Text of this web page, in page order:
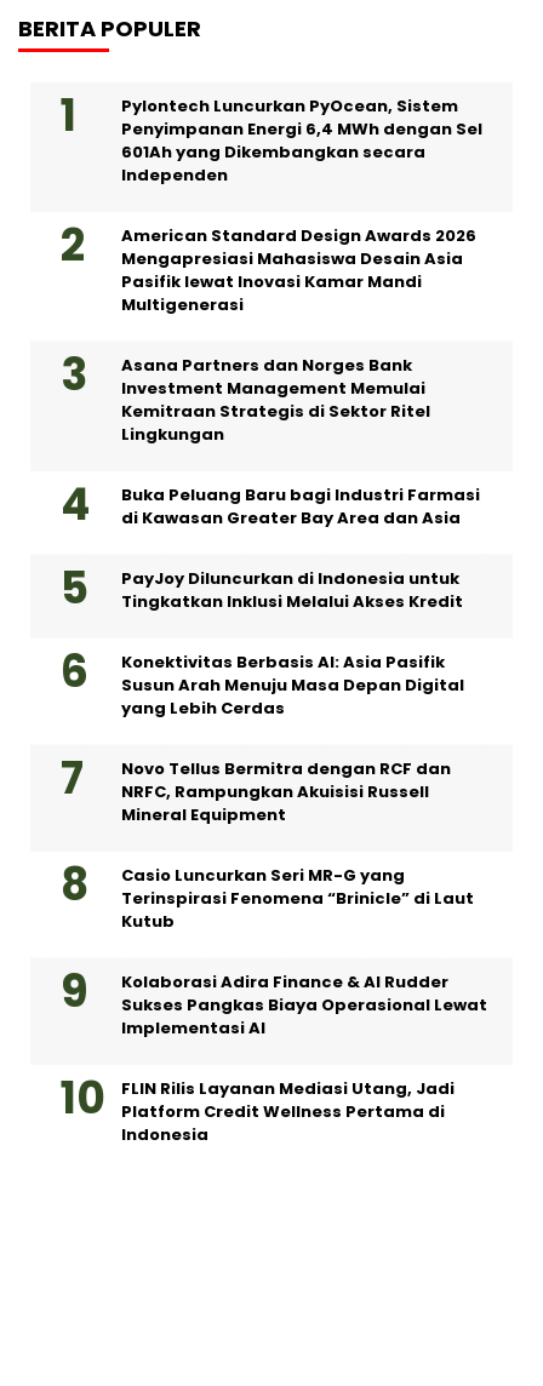
BERITA POPULER
Pylontech Luncurkan PyOcean, Sistem
Penyimpanan Energi 6,4 MWh dengan Sel
601Ah yang Dikembangkan secara
Independen
American Standard Design Awards 2026
Mengapresiasi Mahasiswa Desain Asia
Pasifik lewat Inovasi Kamar Mandi
Multigenerasi
Asana Partners dan Norges Bank
Investment Management Memulai
Kemitraan Strategis di Sektor Ritel
Lingkungan
Buka Peluang Baru bagi Industri Farmasi
di Kawasan Greater Bay Area dan Asia
PayJoy Diluncurkan di Indonesia untuk
Tingkatkan Inklusi Melalui Akses Kredit
Konektivitas Berbasis AI: Asia Pasifik
Susun Arah Menuju Masa Depan Digital
yang Lebih Cerdas
Novo Tellus Bermitra dengan RCF dan
NRFC, Rampungkan Akuisisi Russell
Mineral Equipment
Casio Luncurkan Seri MR-G yang
Terinspirasi Fenomena “Brinicle” di Laut
Kutub
Kolaborasi Adira Finance & AI Rudder
Sukses Pangkas Biaya Operasional Lewat
Implementasi AI
FLIN Rilis Layanan Mediasi Utang, Jadi
Platform Credit Wellness Pertama di
Indonesia